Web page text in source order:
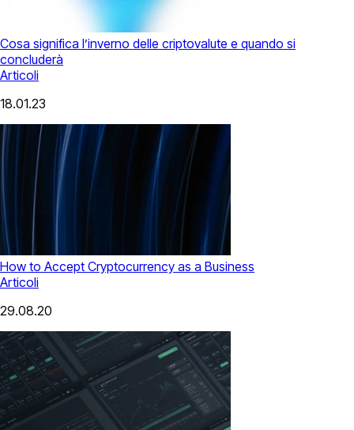
Cosa significa l’inverno delle criptovalute e quando si
concluderà
Articoli
18.01.23
How to Accept Cryptocurrency as a Business
Articoli
29.08.20